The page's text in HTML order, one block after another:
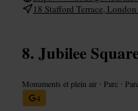
18 Stafford Terrace,
Jubilee
Monuments et plein air • Parc •
4